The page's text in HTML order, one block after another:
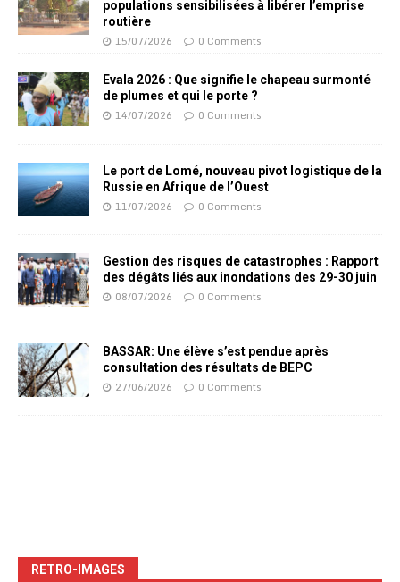
populations sensibilisées à libérer l’emprise
routière
15/07/2026 0 Comments
Evala 2026 : Que signifie le chapeau surmonté
de plumes et qui le porte ?
14/07/2026 0 Comments
Le port de Lomé, nouveau pivot logistique de la
Russie en Afrique de l’Ouest
11/07/2026 0 Comments
Gestion des risques de catastrophes : Rapport
des dégâts liés aux inondations des 29-30 juin
08/07/2026 0 Comments
BASSAR: Une élève s’est pendue après
consultation des résultats de BEPC
27/06/2026 0 Comments
RETRO-IMAGES